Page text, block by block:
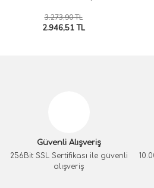
3.273,90 TL
2.946,51 TL
Güvenli Alışveriş
256Bit SSL Sertifikası ile güvenli
alışveriş